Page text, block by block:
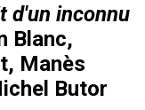
d'un inconnu
Blanc,
Manès
Butor